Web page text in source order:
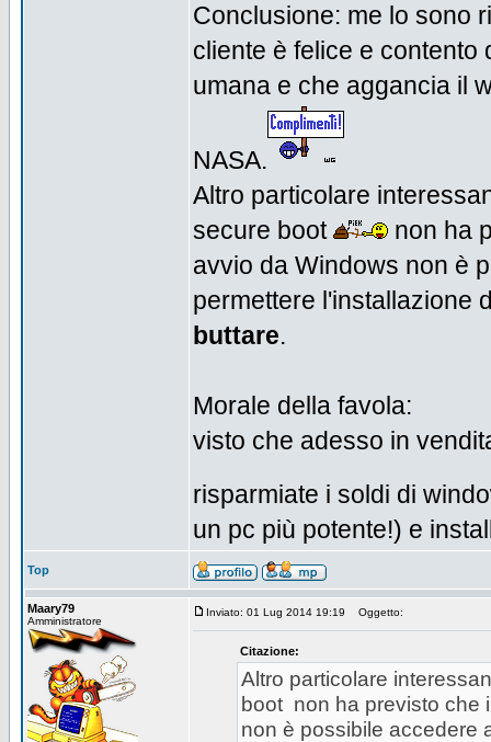
Conclusione: me lo sono
cliente è felice e contento
umana e che aggancia il
NASA.
Altro particolare
secure boot
non ha
avvio da Windows non è
permettere l'installazione
buttare.
Morale della favola:
visto che adesso in
risparmiate i soldi di
un pc più potente!) e
Top
Maary79
Amministratore
Inviato: 01 Lug 2014 19:19 Oggetto:
Citazione:
Altro particolare
boot non ha previsto che
non è possibile accedere